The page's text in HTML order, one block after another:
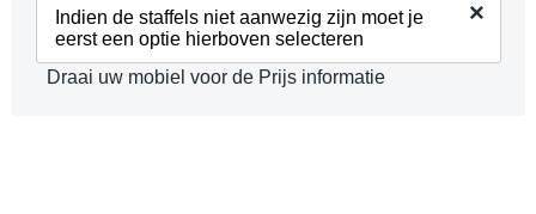
Indien de staffels niet aanwezig zijn moet je
eerst een optie hierboven selecteren
×
Draai uw mobiel voor de Prijs informatie